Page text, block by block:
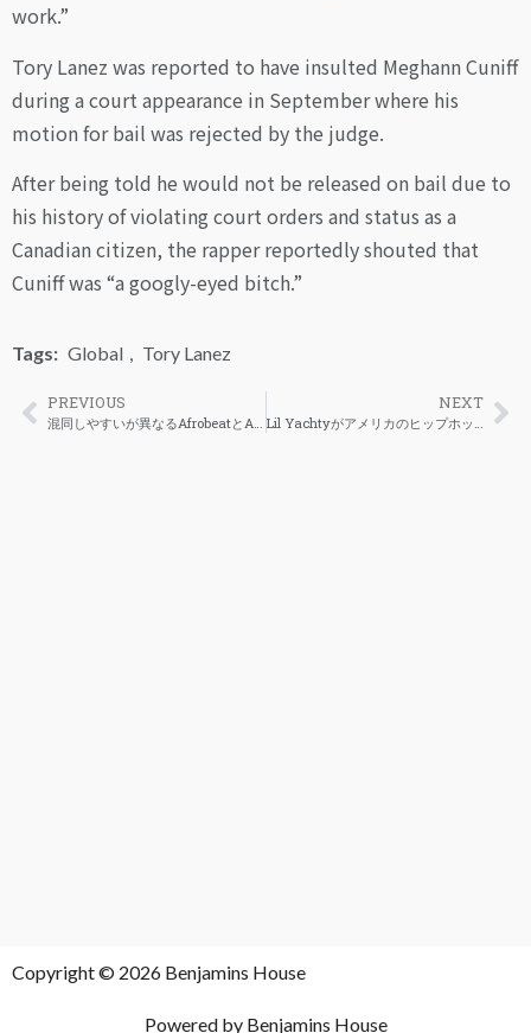
work.”
Tory Lanez was reported to have insulted Meghann Cuniff
during a court appearance in September where his
motion for bail was rejected by the judge.
After being told he would not be released on bail due to
his history of violating court orders and status as a
Canadian citizen, the rapper reportedly shouted that
Cuniff was “a googly-eyed bitch.”
Tags: Global , Tory Lanez
PREVIOUS
混同しやすいが異なるAfrobeatとAfrobeats
NEXT
Lil Yachtyがアメリカのヒップホップは酷い状態にあると発言
Copyright © 2026 Benjamins House
Powered by Benjamins House